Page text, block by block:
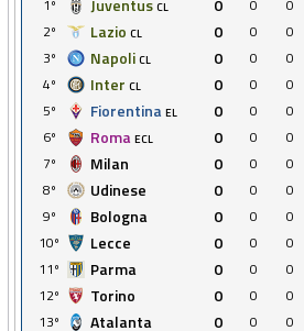
1º Juventus CL 0 0 0
2º
Lazio CL 0 0 0
3º
Napoli CL 0 0 0
4º
Inter CL 0 0 0
5º
Fiorentina EL 0 0 0
6º
Roma ECL 0 0 0
7º
Milan 0 0 0
8º
Udinese 0 0 0
9º
Bologna 0 0 0
10º
Lecce 0 0 0
11º
Parma 0 0 0
12º
Torino 0 0 0
13º
Atalanta 0 0 0